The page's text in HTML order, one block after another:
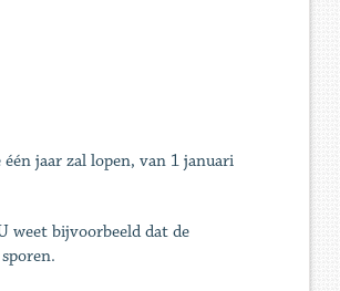
jaar zal lopen, van 1 januari
weet bijvoorbeeld dat de